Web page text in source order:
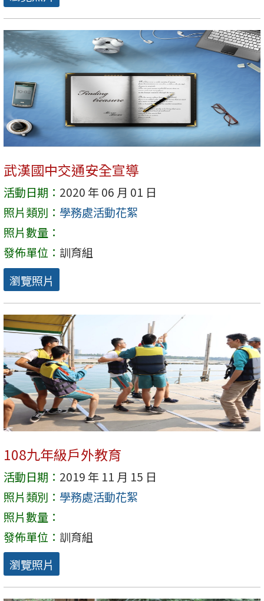
武漢國中交通安全宣導
活動日期： 2020 年 06 月 01 日
照片類別： 學務處活動花絮
照片數量：
發佈單位： 訓育組
瀏覽照片
108九年級戶外教育
活動日期： 2019 年 11 月 15 日
照片類別： 學務處活動花絮
照片數量：
發佈單位： 訓育組
瀏覽照片